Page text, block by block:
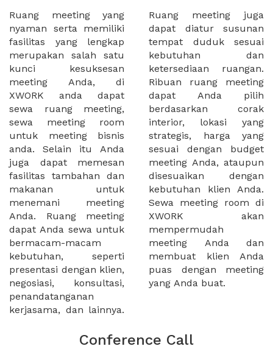
Ruang meeting yang
nyaman serta memiliki
fasilitas yang lengkap
merupakan salah satu
kunci kesuksesan
meeting Anda, di
XWORK anda dapat
sewa ruang meeting,
sewa meeting room
untuk meeting bisnis
anda. Selain itu Anda
juga dapat memesan
fasilitas tambahan dan
makanan untuk
menemani meeting
Anda. Ruang meeting
dapat Anda sewa untuk
bermacam-macam
kebutuhan, seperti
presentasi dengan klien,
negosiasi, konsultasi,
penandatanganan
kerjasama, dan lainnya.
Ruang meeting juga
dapat diatur susunan
tempat duduk sesuai
kebutuhan dan
ketersediaan ruangan.
Ribuan ruang meeting
dapat Anda pilih
berdasarkan corak
interior, lokasi yang
strategis, harga yang
sesuai dengan budget
meeting Anda, ataupun
disesuaikan dengan
kebutuhan klien Anda.
Sewa meeting room di
XWORK akan
mempermudah
meeting Anda dan
membuat klien Anda
puas dengan meeting
yang Anda buat.
Conference Call